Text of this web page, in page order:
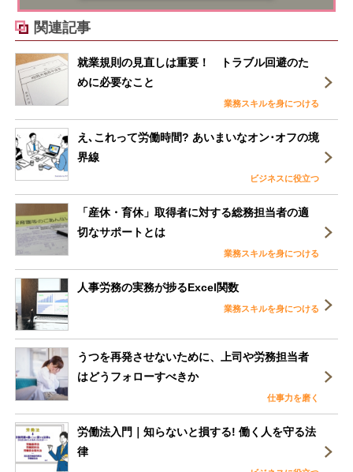
関連記事
就業規則の見直しは重要！ トラブル回避のた
めに必要なこと
業務スキルを身につける
え､これって労働時間? あいまいなオン･オフの境
界線
ビジネスに役立つ
「産休・育休」取得者に対する総務担当者の適
切なサポートとは
業務スキルを身につける
人事労務の実務が捗るExcel関数
業務スキルを身につける
うつを再発させないために、上司や労務担当者
はどうフォローすべきか
仕事力を磨く
労働法入門｜知らないと損する! 働く人を守る法
律